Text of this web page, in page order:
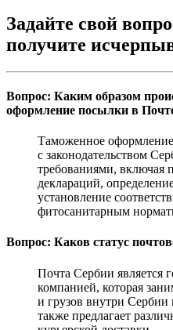
Задайте свой
получите
Вопрос: Каким образом
оформление посылки в
Таможенное оформление
с законодательством
требованиями, включая
деклараций,
установление
фитосанитарным
Вопрос: Каков статус
Почта Сербии является
компанией, которая
и грузов внутри Сербии
также предлагает